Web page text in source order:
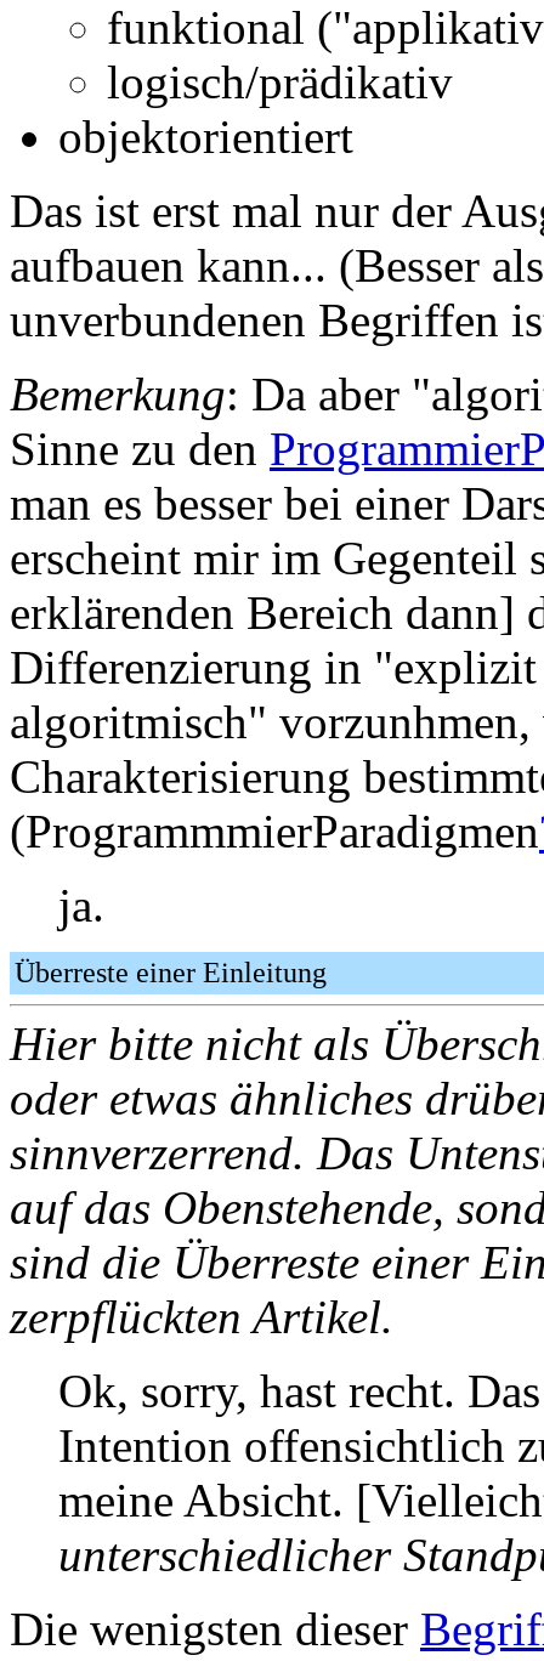
funktional
logisch/prädikativ
objektorientiert
Das ist erst mal nur der
aufbauen kann... (Besser
unverbundenen Begriffen
Bemerkung: Da aber
Sinne zu den
man es besser bei einer
erscheint mir im
erklärenden Bereich dann]
Differenzierung in
algoritmisch" vorzunhmen,
Charakterisierung
(ProgrammmierParadigmen
ja.
Überreste einer Einleitung
Hier bitte nicht als
oder etwas ähnliches
sinnverzerrend. Das
auf das Obenstehende,
sind die Überreste einer
zerpflückten Artikel.
Ok, sorry, hast recht.
Intention offensichtlich
meine Absicht.
unterschiedlicher
Die wenigsten dieser